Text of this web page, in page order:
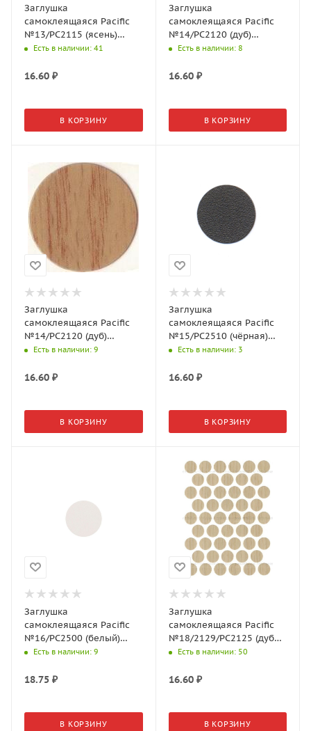
Заглушка
самоклеящаяся Pacific
№13/PC2115 (ясень)
d=18мм (32шт./л)
Есть в наличии: 41
16.60 ₽
В КОРЗИНУ
Заглушка
самоклеящаяся Pacific
№14/PC2120 (дуб)
d=14мм (50шт./л)
Есть в наличии: 8
16.60₽
В КОРЗИНУ
Заглушка
самоклеящаяся Pacific
№14/PC2120 (дуб)
d=18мм (32шт./л)
Есть в наличии: 9
16.60 ₽
В КОРЗИНУ
Заглушка
самоклеящаяся Pacific
№15/PC2510 (чёрная)
d=18мм (32шт/лист)
Есть в наличии: 3
16.60₽
В КОРЗИНУ
Заглушка
самоклеящаяся Pacific
№16/PC2500 (белый)
d=14мм (50шт./л)
Есть в наличии: 9
18.75 ₽
В КОРЗИНУ
Заглушка
самоклеящаяся Pacific
№18/2129/PC2125 (дуб
выбеленный) d=14мм
Есть в наличии: 50
16.60₽
В КОРЗИНУ